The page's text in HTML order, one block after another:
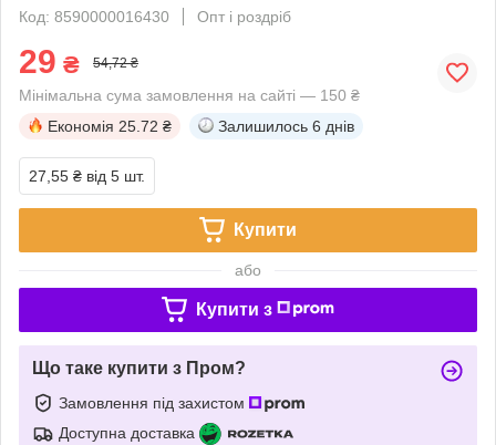
Код: 8590000016430
Опт і роздріб
29 ₴ 54,72 ₴
Мінімальна сума замовлення на сайті — 150 ₴
Економія 25.72 ₴ Залишилось 6 днів
27,55 ₴ від 5 шт.
Купити
або
Купити з
Що таке купити з Пром?
Замовлення під захистом
Доступна доставка